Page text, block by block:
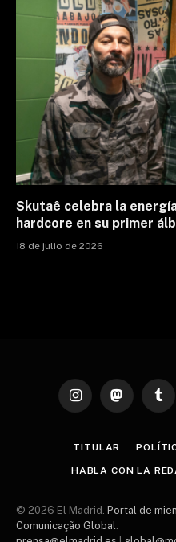
Skutaê celebra la
hardcore en su primer
18 de julio de 2026
InstagramMastodon
TITULAR
HABLA CON LA
© 2026 El Madrid.
Portal de
Comunicação Global